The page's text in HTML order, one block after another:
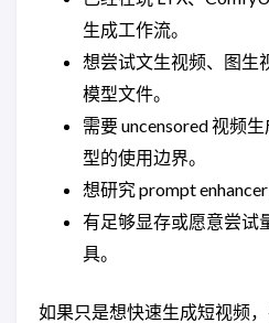
生成工作流。
想尝试文生视频、图生
模型文件。
需要 uncensored 视频
型的使用边界。
想研究 prompt
有足够显存或愿意尝试
具。
如果只是想快速生成短视频